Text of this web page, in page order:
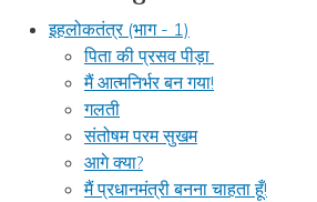
इहलोकतंत्र (भाग - 1)
पिता की प्रसव पीड़ा
मैं आत्मनिर्भर बन गया!
गलती
संतोषम परम सुखम
आगे क्या?
मैं प्रधानमंत्री बनना चाहता हूँ!